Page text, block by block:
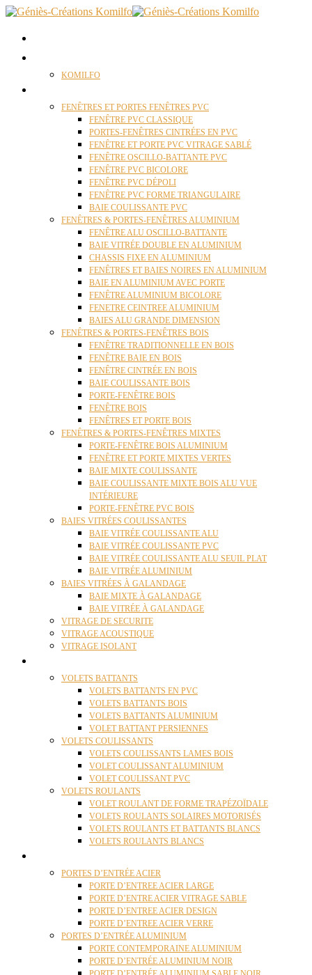
KOMILFO
FENÊTRES ET PORTES FENÊTRES PVC
FENÊTRE PVC CLASSIQUE
PORTES-FENÊTRES CINTRÉES EN PVC
FENÊTRE ET PORTE PVC VITRAGE SABLÉ
FENÊTRE OSCILLO-BATTANTE PVC
FENÊTRE PVC BICOLORE
FENÊTRE PVC DÉPOLI
FENÊTRE PVC FORME TRIANGULAIRE
BAIE COULISSANTE PVC
FENÊTRES & PORTES-FENÊTRES ALUMINIUM
FENÊTRE ALU OSCILLO-BATTANTE
BAIE VITRÉE DOUBLE EN ALUMINIUM
CHASSIS FIXE EN ALUMINIUM
FENÊTRES ET BAIES NOIRES EN ALUMINIUM
BAIE EN ALUMINIUM AVEC PORTE
FENÊTRE ALUMINIUM BICOLORE
FENETRE CEINTREE ALUMINIUM
BAIES ALU GRANDE DIMENSION
FENÊTRES & PORTES-FENÊTRES BOIS
FENÊTRE TRADITIONNELLE EN BOIS
FENÊTRE BAIE EN BOIS
FENÊTRE CINTRÉE EN BOIS
BAIE COULISSANTE BOIS
PORTE-FENÊTRE BOIS
FENÊTRE BOIS
FENÊTRES ET PORTE BOIS
FENÊTRES & PORTES-FENÊTRES MIXTES
PORTE-FENÊTRE BOIS ALUMINIUM
FENÊTRE ET PORTE MIXTES VERTES
BAIE MIXTE COULISSANTE
BAIE COULISSANTE MIXTE BOIS ALU VUE
INTÉRIEURE
PORTE-FENÊTRE PVC BOIS
BAIES VITRÉES COULISSANTES
BAIE VITRÉE COULISSANTE ALU
BAIE VITRÉE COULISSANTE PVC
BAIE VITRÉE COULISSANTE ALU SEUIL PLAT
BAIE VITRÉE ALUMINIUM
BAIES VITRÉES À GALANDAGE
BAIE MIXTE À GALANDAGE
BAIE VITRÉE À GALANDAGE
VITRAGE DE SECURITE
VITRAGE ACOUSTIQUE
VITRAGE ISOLANT
VOLETS BATTANTS
VOLETS BATTANTS EN PVC
VOLETS BATTANTS BOIS
VOLETS BATTANTS ALUMINIUM
VOLET BATTANT PERSIENNES
VOLETS COULISSANTS
VOLETS COULISSANTS LAMES BOIS
VOLET COULISSANT ALUMINIUM
VOLET COULISSANT PVC
VOLETS ROULANTS
VOLET ROULANT DE FORME TRAPÉZOÏDALE
VOLETS ROULANTS SOLAIRES MOTORISÉS
VOLETS ROULANTS ET BATTANTS BLANCS
VOLETS ROULANTS BLANCS
PORTES D’ENTRÉE ACIER
PORTE D’ENTREE ACIER LARGE
PORTE D’ENTRE ACIER VITRAGE SABLE
PORTE D’ENTREE ACIER DESIGN
PORTE D’ENTREE ACIER VERRE
PORTES D’ENTRÉE ALUMINIUM
PORTE CONTEMPORAINE ALUMINIUM
PORTE D’ENTRÉE ALUMINIUM NOIR